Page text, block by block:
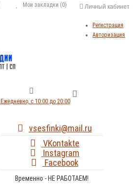
Личный кабинет
Регистрация
Авторизация
Мои закладки (0)
Ежедневно, с 10:00 до 20:00
vsesfinki@mail.ru
VKontakte
Instagram
Facebook
Временно - НЕ РАБОТАЕМ!